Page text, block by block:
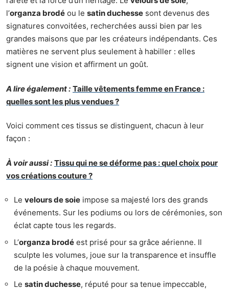
l’organza brodé ou le satin duchesse sont devenus des
signatures convoitées, recherchées aussi bien par les
grandes maisons que par les créateurs indépendants. Ces
matières ne servent plus seulement à habiller : elles
signent une vision et affirment un goût.
A lire également : Taille vêtements femme en France :
quelles sont les plus vendues ?
Voici comment ces tissus se distinguent, chacun à leur
façon :
À voir aussi : Tissu qui ne se déforme pas : quel choix pour
vos créations couture ?
Le velours de soie impose sa majesté lors des grands
événements. Sur les podiums ou lors de cérémonies, son
éclat capte tous les regards.
L’organza brodé est prisé pour sa grâce aérienne. Il
sculpte les volumes, joue sur la transparence et insuffle
de la poésie à chaque mouvement.
Le satin duchesse, réputé pour sa tenue impeccable,